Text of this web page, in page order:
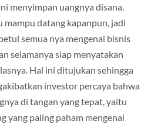
menyimpan uangnya disana.
mampu datang kapanpun, jadi
semua nya mengenai bisnis
selamanya siap menyatakan
Hal ini ditujukan sehingga
investor percaya bahwa
di tangan yang tepat, yaitu
yang paling paham mengenai